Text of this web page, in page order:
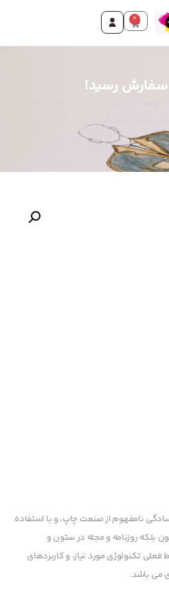
0
رسید!
جذاب با پرتره‌ای از زنی با دستار رنگارنگ و
مناسب دکور مدرن.
نامفهوم از صنعت چاپ، و با استفاده
بلکه روزنامه و مجله در ستون و
تکنولوژی مورد نیاز، و کاربردهای
می باشد.